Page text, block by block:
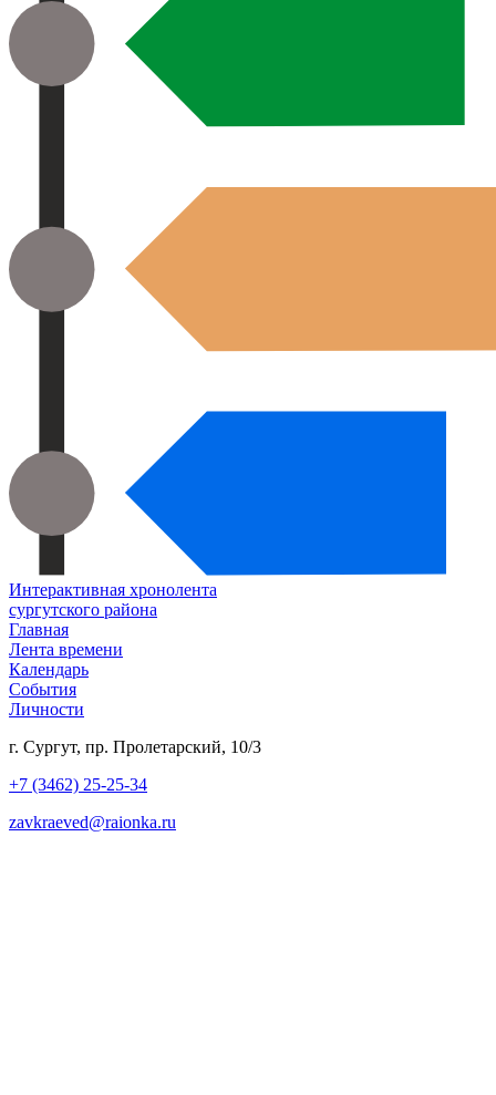
Интерактивная хронолента
сургутского района
Главная
Лента времени
Календарь
События
Личности
г. Сургут, пр. Пролетарский, 10/3
+7 (3462) 25-25-34
zavkraeved@raionka.ru